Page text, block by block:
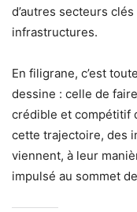
d’autres secteurs
infrastructures.
En filigrane, c’est
dessine : celle de
crédible et compétitif
cette trajectoire, des
viennent, à leur
impulsé au sommet de